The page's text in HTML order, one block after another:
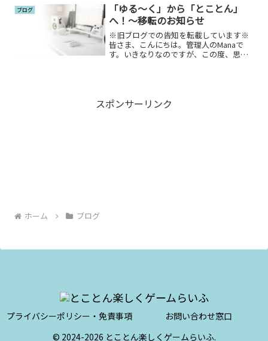
ブログ
「ゆる～く」から「とことん」
へ！～移転のお知らせ
※旧ブログでの告知を転載しています※
皆さま、こんにちは。管理人のManaで
す。いきなりなのですが、この度、思い
スポンサーリンク
ホーム ブログ
プライバシーポリシー・免責事項
お問い合わせ窓口
© 2024-2026 とことん楽しくゲームらいふ.